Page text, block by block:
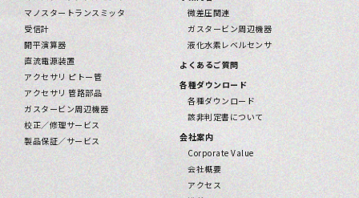
マノスタートランスミッタ
受信計
開平演算器
直流電源装置
アクセサリ ピトー管
アクセサリ 管路部品
ガスタービン周辺機器
校正／修理サービス
製品保証／サービス
微差圧関連
ガスタービン周辺機器
液化水素レベルセンサ
よくあるご質問
各種ダウンロード
各種ダウンロード
該⾮判定書について
会社案内
Corporate Value
会社概要
アクセス